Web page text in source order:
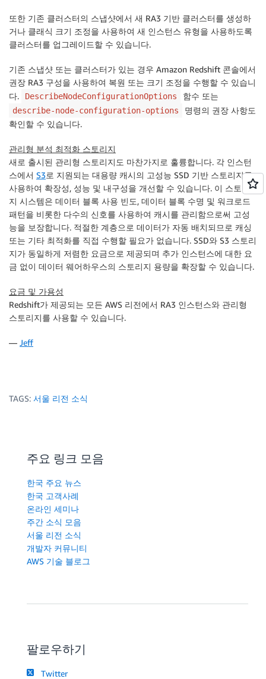
또한 기존 클러스터의 스냅샷에서 새 RA3 기반 클러스터를 생성하
거나 클래식 크기 조정을 사용하여 새 인스턴스 유형을 사용하도록
클러스터를 업그레이드할 수 있습니다.
기존 스냅샷 또는 클러스터가 있는 경우 Amazon Redshift 콘솔에서
권장 RA3 구성을 사용하여 복원 또는 크기 조정을 수행할 수 있습니
다.
DescribeNodeConfigurationOptions 함수 또는
describe-node-configuration-options
명령의 권장 사항도
확인할 수 있습니다.
관리형 분석 최적화 스토리지
새로 출시된 관리형 스토리지도 마찬가지로 훌륭합니다. 각 인스턴
스에서 S3로 지원되는 대용량 캐시의 고성능 SSD 기반 스토리지를
사용하여 확장성, 성능 및 내구성을 개선할 수 있습니다. 이 스토리
지 시스템은 데이터 블록 사용 빈도, 데이터 블록 수명 및 워크로드
패턴을 비롯한 다수의 신호를 사용하여 캐시를 관리함으로써 고성
능을 보장합니다. 적절한 계층으로 데이터가 자동 배치되므로 캐싱
또는 기타 최적화를 직접 수행할 필요가 없습니다. SSD와 S3 스토리
지가 동일하게 저렴한 요금으로 제공되며 추가 인스턴스에 대한 요
금 없이 데이터 웨어하우스의 스토리지 용량을 확장할 수 있습니다.
요금 및 가용성
Redshift가 제공되는 모든 AWS 리전에서 RA3 인스턴스와 관리형
스토리지를 사용할 수 있습니다.
— Jeff
TAGS: 서울 리전 소식
주요 링크 모음
한국 주요 뉴스
한국 고객사례
온라인 세미나
주간 소식 모음
서울 리전 소식
개발자 커뮤니티
AWS 기술 블로그
팔로우하기
Twitter